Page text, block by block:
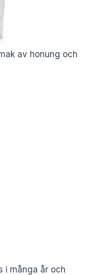
av honung och
i många år och